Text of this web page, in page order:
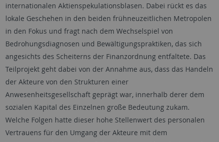
internationalen Aktienspekulationsblasen. Dabei rückt es das
lokale Geschehen in den beiden frühneuzeitlichen Metropolen
in den Fokus und fragt nach dem Wechselspiel von
Bedrohungsdiagnosen und Bewältigungspraktiken, das sich
angesichts des Scheiterns der Finanzordnung entfaltete. Das
Teilprojekt geht dabei von der Annahme aus, dass das Handeln
der Akteure von den Strukturen einer
Anwesenheitsgesellschaft geprägt war, innerhalb derer dem
sozialen Kapital des Einzelnen große Bedeutung zukam.
Welche Folgen hatte dieser hohe Stellenwert des personalen
Vertrauens für den Umgang der Akteure mit dem